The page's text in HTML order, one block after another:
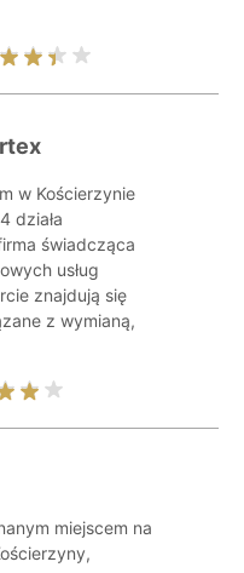
w Kościerzynie
działa
świadcząca
usług
znajdują się
z wymianą,
miejscem na